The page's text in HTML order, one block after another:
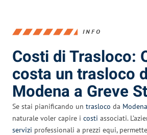
INFO
Costi di Trasloco:
costa un trasloco
Modena a Greve
Se stai pianificando un trasloco da Modena
naturale voler capire i costi associati.
servizi professionali a prezzi equi,